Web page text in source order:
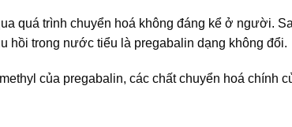
quá trình chuyển hoá không đáng kể ở người.
hồi trong nước tiểu là pregabalin dạng không đổi.
của pregabalin, các chất chuyển hoá chính